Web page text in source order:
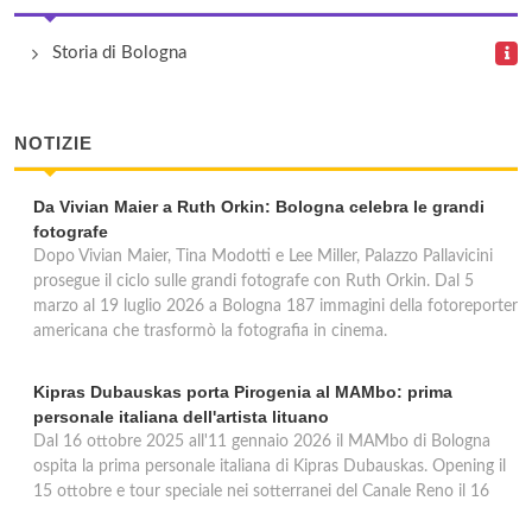
Storia di Bologna
NOTIZIE
Da Vivian Maier a Ruth Orkin: Bologna celebra le grandi
fotografe
Dopo Vivian Maier, Tina Modotti e Lee Miller, Palazzo Pallavicini
prosegue il ciclo sulle grandi fotografe con Ruth Orkin. Dal 5
marzo al 19 luglio 2026 a Bologna 187 immagini della fotoreporter
americana che trasformò la fotografia in cinema.
Kipras Dubauskas porta Pirogenia al MAMbo: prima
personale italiana dell'artista lituano
Dal 16 ottobre 2025 all'11 gennaio 2026 il MAMbo di Bologna
ospita la prima personale italiana di Kipras Dubauskas. Opening il
15 ottobre e tour speciale nei sotterranei del Canale Reno il 16